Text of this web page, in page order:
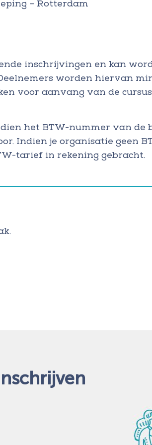
– Rotterdam
inschrijvingen en kan
worden hiervan
voor aanvang van de
het BTW-nummer van de
Indien je organisatie geen
tarief in rekening gebracht.